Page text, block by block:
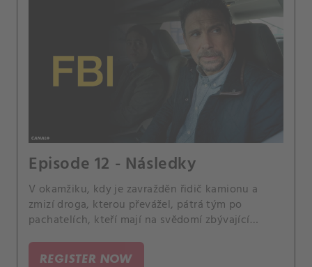
Episode 12 - Následky
V okamžiku, kdy je zavražděn řidič kamionu a
zmizí droga, kterou převážel, pátrá tým po
pachatelích, kteří mají na svědomí zbývající
REGISTER NOW